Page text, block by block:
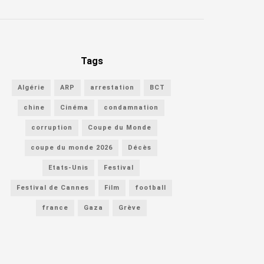
Tags
Algérie ARP arrestation BCT
chine Cinéma condamnation
corruption Coupe du Monde
coupe du monde 2026 Décès
Etats-Unis Festival
Festival de Cannes Film football
france Gaza Grève